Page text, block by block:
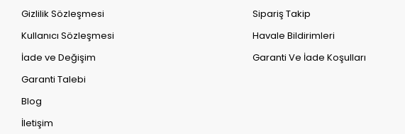
Gizlilik Sözleşmesi
Kullanıcı Sözleşmesi
İade ve Değişim
Garanti Talebi
Blog
İletişim
Sipariş Takip
Havale Bildirimleri
Garanti Ve İade Koşulları